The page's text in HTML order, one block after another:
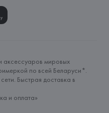
аксессуаров мировых
по всей Беларуси*.
Быстрая доставка в
и оплата»